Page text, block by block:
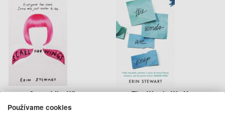
Scars Like Wings The Words We Keep
Používame cookies